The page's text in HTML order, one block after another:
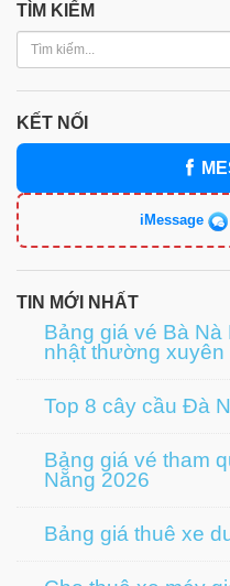
TÌM KIẾM
KẾT NỐI
iMessage
TIN MỚI NHẤT
Bảng giá vé Bà
nhật thường xuyên
Top 8 cây cầu Đà
Bảng giá vé tham
Nẵng 2026
Bảng giá thuê xe